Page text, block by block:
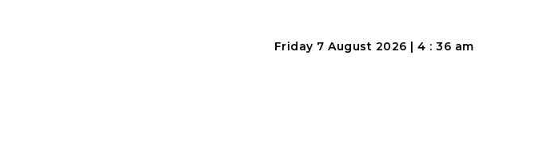
Friday 7 August 2026 | 4 : 36 am